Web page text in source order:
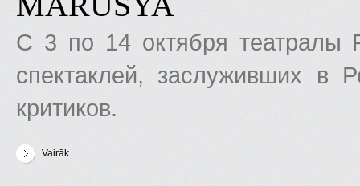
С 3 по 14 октября театралы
спектаклей, заслуживших в
критиков.
Vairāk